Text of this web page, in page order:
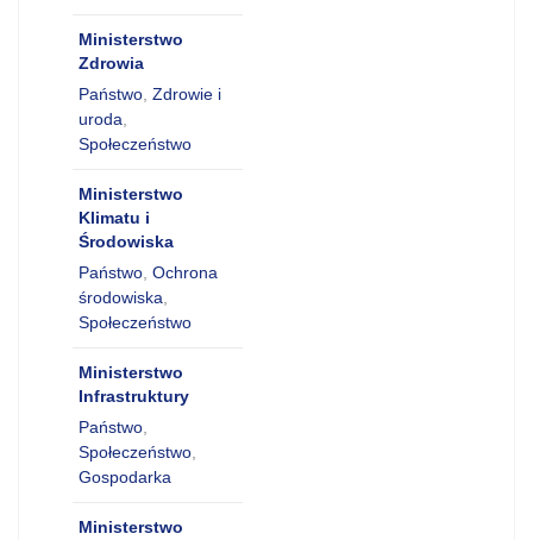
Ministerstwo
Zdrowia
Państwo Zdrowie i
uroda
Społeczeństwo
Ministerstwo
Klimatu i
Środowiska
Państwo Ochrona
środowiska
Społeczeństwo
Ministerstwo
Infrastruktury
Państwo
Społeczeństwo
Gospodarka
Ministerstwo